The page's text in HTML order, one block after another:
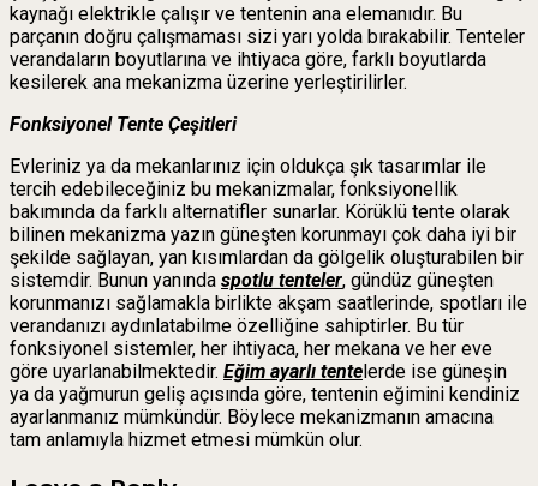
kaynağı elektrikle çalışır ve tentenin ana elemanıdır. Bu
parçanın doğru çalışmaması sizi yarı yolda bırakabilir. Tenteler
verandaların boyutlarına ve ihtiyaca göre, farklı boyutlarda
kesilerek ana mekanizma üzerine yerleştirilirler.
Fonksiyonel Tente Çeşitleri
Evleriniz ya da mekanlarınız için oldukça şık tasarımlar ile
tercih edebileceğiniz bu mekanizmalar, fonksiyonellik
bakımında da farklı alternatifler sunarlar. Körüklü tente olarak
bilinen mekanizma yazın güneşten korunmayı çok daha iyi bir
şekilde sağlayan, yan kısımlardan da gölgelik oluşturabilen bir
sistemdir. Bunun yanında spotlu tenteler, gündüz güneşten
korunmanızı sağlamakla birlikte akşam saatlerinde, spotları ile
verandanızı aydınlatabilme özelliğine sahiptirler. Bu tür
fonksiyonel sistemler, her ihtiyaca, her mekana ve her eve
göre uyarlanabilmektedir. Eğim ayarlı tentelerde ise güneşin
ya da yağmurun geliş açısında göre, tentenin eğimini kendiniz
ayarlanmanız mümkündür. Böylece mekanizmanın amacına
tam anlamıyla hizmet etmesi mümkün olur.